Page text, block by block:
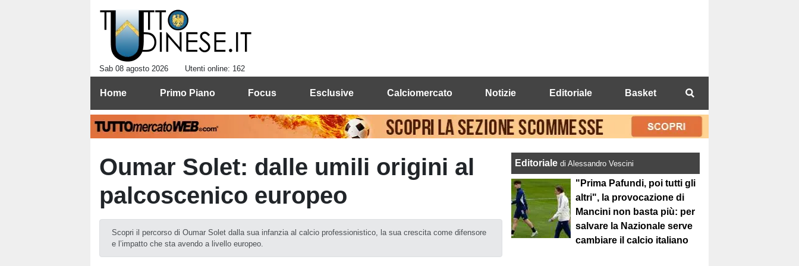
Sab 08 agosto 2026 Utenti online: 162
Home Primo Piano Focus Esclusive Calciomercato Notizie Editoriale Basket
Oumar Solet: dalle umili origini al
palcoscenico europeo
Scopri il percorso di Oumar Solet dalla sua infanzia al calcio professionistico, la sua crescita come difensore
e l’impatto che sta avendo a livello europeo.
Editorialedi Alessandro Vescini
"Prima Pafundi, poi tutti gli
altri", la provocazione di
Mancini non basta più: per
salvare la Nazionale serve
cambiare il calcio italiano